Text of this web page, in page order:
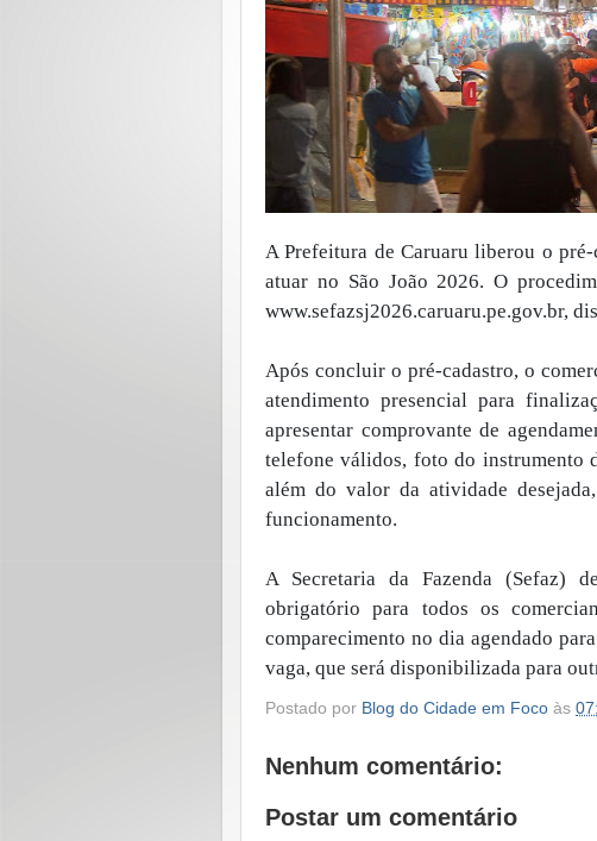
A Prefeitura de Caruaru liberou o
atuar no São João 2026. O
www.sefazsj2026.caruaru.pe.gov.br,
Após concluir o pré-cadastro, o
atendimento presencial para
apresentar comprovante de
telefone válidos, foto do
além do valor da atividade
funcionamento.
A Secretaria da Fazenda (Sefaz)
obrigatório para todos os
comparecimento no dia agendado
vaga, que será disponibilizada para
Postado por Blog do Cidade em Foco às
Nenhum comentário:
Postar um comentário